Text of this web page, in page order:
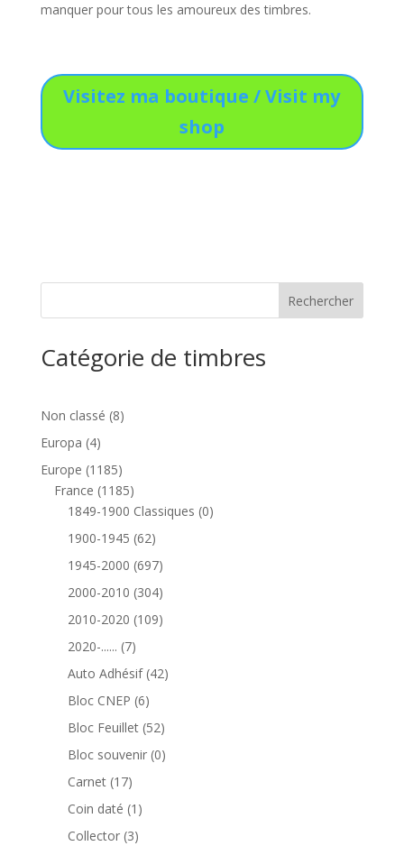
manquer pour tous les amoureux des timbres.
Visitez ma boutique / Visit my
shop
Catégorie de timbres
Non classé 88
Europa 44
produits
Europe 11851185
produits
France 11851185
produits
1849-1900 Classiques 00
1900-1945 6262
produits
1945-2000 697697
produits
2000-2010 304304
produits
2010-2020 109109
2020-...... 77
produits
Auto Adhésif 4242
Bloc CNEP 66
produits
Bloc Feuillet 5252
produits
Bloc souvenir 00
Carnet 1717
produits
Coin daté 1 1
produit
Collector 33